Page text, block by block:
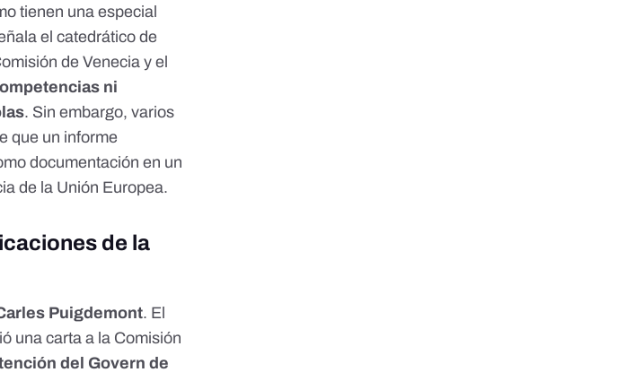
tienen una especial
el catedrático de
de Venecia y el
ni
. Sin embargo, varios
que un informe
documentación en un
de la Unión Europea.
de la
Puigdemont. El
una carta a la Comisión
del Govern de